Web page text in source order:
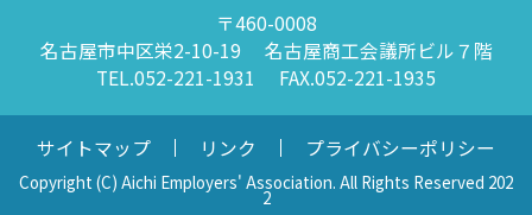
〒460-0008
名古屋市中区栄2-10-19
名古屋商工会議所ビル７階
TEL.052-221-1931
FAX.052-221-1935
サイトマップ リンク プライバシーポリシー
Copyright (C) Aichi Employers' Association. All Rights Reserved 202
2